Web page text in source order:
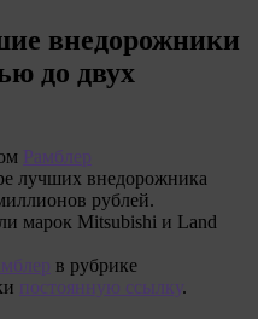
внедорожники
до двух
Рамблер
лучших внедорожника
рублей.
марок Mitsubishi и Land
в рубрике
постоянную ссылку.